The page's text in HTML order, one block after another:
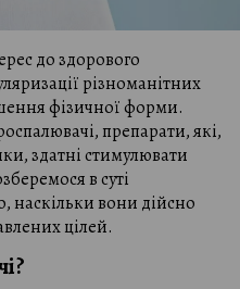
до здорового
різноманітних
фізичної форми.
препарати, які,
здатні стимулювати
в суті
наскільки вони дійсно
цілей.